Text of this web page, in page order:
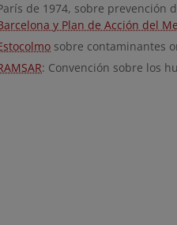
de 1974, sobre prevención
y Plan de Acción del
sobre contaminantes
: Convención sobre los